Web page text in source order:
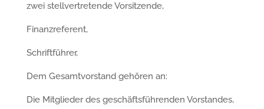
zwei stellvertretende Vorsitzende,
Finanzreferent,
Schriftführer,
Dem Gesamtvorstand gehören an:
Die Mitglieder des geschäftsführenden Vorstandes,